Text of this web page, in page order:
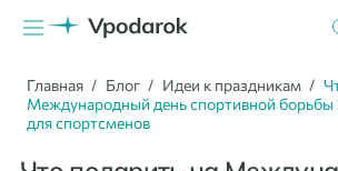
Главная Блог Идеи к праздникам
Международный день спортивной борьбы
для спортсменов